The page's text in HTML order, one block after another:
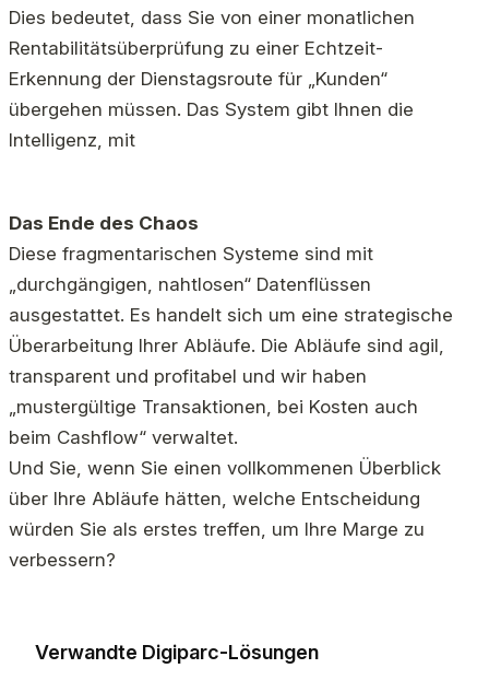
Dies bedeutet, dass Sie von einer monatlichen
Rentabilitätsüberprüfung zu einer Echtzeit-
Erkennung der Dienstagsroute für „Kunden“
übergehen müssen. Das System gibt Ihnen die
Intelligenz, mit
Das Ende des Chaos
Diese fragmentarischen Systeme sind mit
„durchgängigen, nahtlosen“ Datenflüssen
ausgestattet. Es handelt sich um eine strategische
Überarbeitung Ihrer Abläufe. Die Abläufe sind agil,
transparent und profitabel und wir haben
„mustergültige Transaktionen, bei Kosten auch
beim Cashflow“ verwaltet.
Und Sie, wenn Sie einen vollkommenen Überblick
über Ihre Abläufe hätten, welche Entscheidung
würden Sie als erstes treffen, um Ihre Marge zu
verbessern?
Verwandte Digiparc-Lösungen